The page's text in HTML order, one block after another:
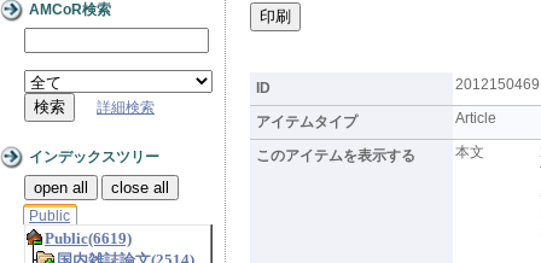
AMCoR検索
詳細検索
インデックスツリー
open all close all
Public
ID 2012150469
アイテムタイプ Article
このアイテムを表示する 本文